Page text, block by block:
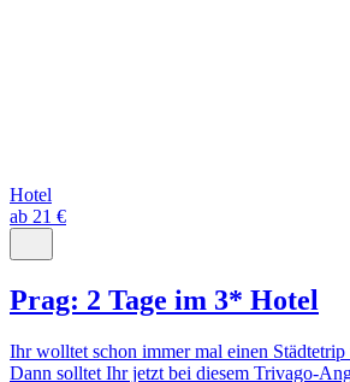
Hotel
ab 21 €
Prag: 2 Tage im 3* Hotel
Ihr wolltet schon immer mal einen Städtetrip
Dann solltet Ihr jetzt bei diesem Trivago-